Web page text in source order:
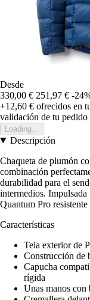
Desde
330,00 € 251,97 € -
+12,60 € ofrecidos en
validación de tu pedido
Loading...
Descripción
Chaqueta de plumón
combinación
durabilidad para el
intermedios.
Quantum Pro
Características
Tela exterior de
Construcción de
Capucha
rígida
Unas manos